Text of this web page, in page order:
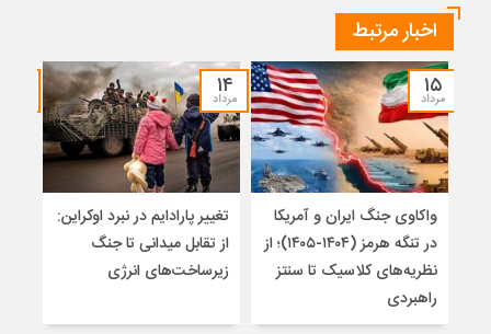
اخبار مرتبط
۱۵
مرداد
واکاوی جنگ ایران و آمریکا
در تنگه هرمز (۱۴۰۴-۱۴۰۵)؛ از
نظریه‌های کلاسیک تا سنتز
راهبردی
۱۴
مرداد
تغییر پارادایم در نبرد اوکراین:
از تقابل میدانی تا جنگ
زیرساخت‌های انرژی